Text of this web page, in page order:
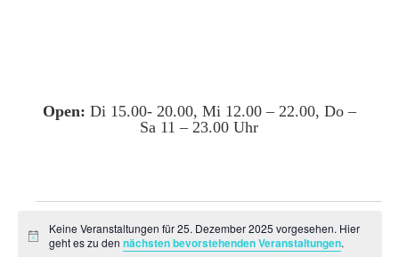
Open: Di 15.00- 20.00, Mi 12.00 – 22.00, Do –
Sa 11 – 23.00 Uhr
für
Hinweis
Keine Veranstaltungen für 25. Dezember 2025 vorgesehen. Hier
geht es zu dennächsten bevorstehenden Veranstaltungen.